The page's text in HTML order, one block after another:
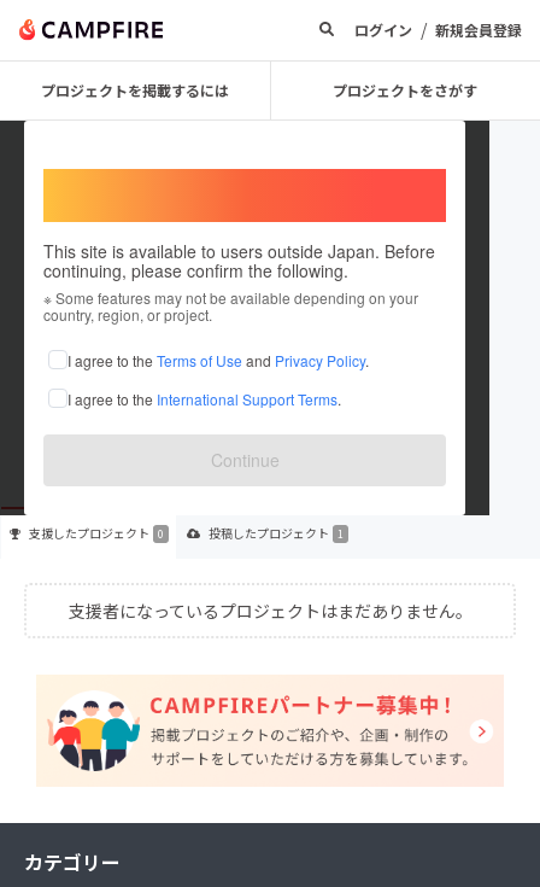
ログイン / 新規会員登録
プロジェクトを掲載するには プロジェクトをさがす
This site is available to users outside Japan. Before
continuing, please confirm the following.
※ Some features may not be available depending on your
country, region, or project.
I agree to the Terms of Use and Privacy Policy.
I agree to the International Support Terms.
Continue
sado_art
これまでに1件のプロジェクトを投稿しています
在住国：日本 現在地：新潟県
出身国：日本 出身地：未設定
支援したプロジェクト 0 投稿したプロジェクト 1
支援者になっているプロジェクトはまだありません。
カテゴリー